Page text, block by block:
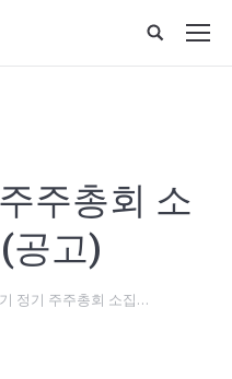
주총회 소
공고)
정기 주주총회 소집…